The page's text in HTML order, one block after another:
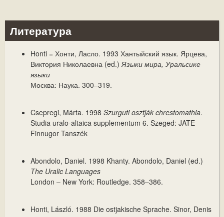
Литература
Honti = Хонти, Ласло. 1993 Хантыйский язык. Ярцева,
Виктория Николаевна (ed.) Языки мира, Уральсике
языки
Москва: Наука. 300–319.
Csepregi, Márta. 1998 Szurguti osztják chrestomathia.
Studia uralo-altaica supplementum 6. Szeged: JATE
Finnugor Tanszék
Abondolo, Daniel. 1998 Khanty. Abondolo, Daniel (ed.)
The Uralic Languages
London – New York: Routledge. 358–386.
Honti, László. 1988 Die ostjakische Sprache. Sinor, Denis